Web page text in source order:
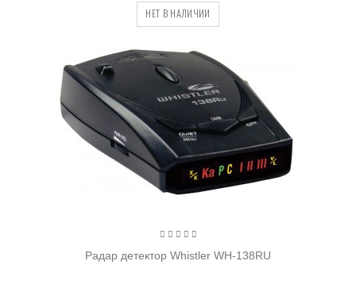
НЕТ В НАЛИЧИИ
Радар детектор Whistler WH-138RU